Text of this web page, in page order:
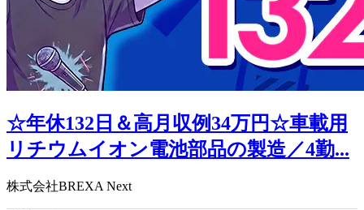
☆年休132日＆高月収例34万円☆車載用
リチウムイオン電池部品の製造／4勤...
株式会社BREXA Next